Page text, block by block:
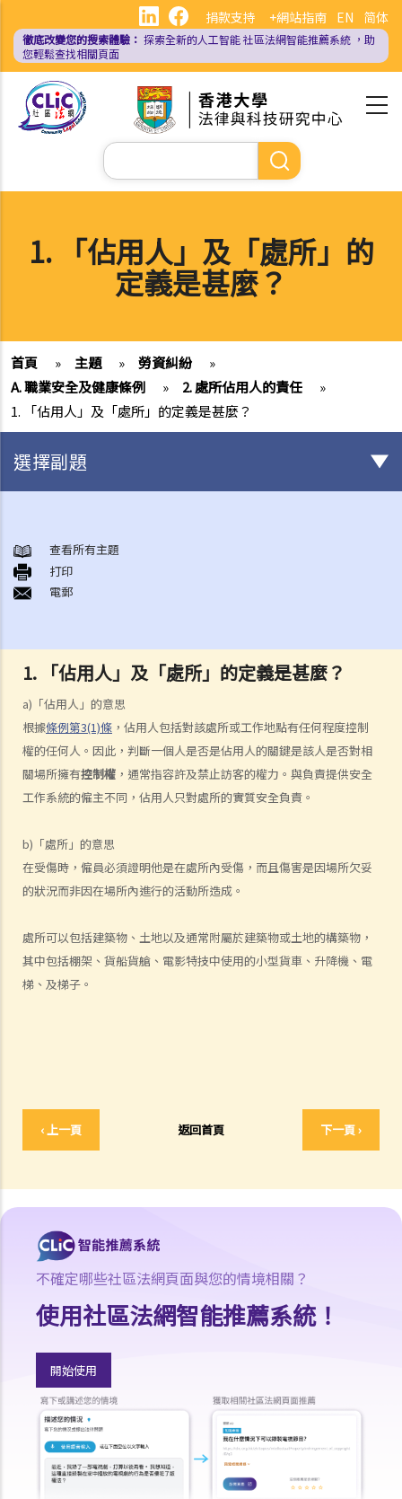
內
EN 简体
捐款支持 +網站指南
徹底改變您的搜索體驗： 探索全新的人工智能社區法網智能推薦系統 ，助
您輕鬆查找相關頁面
Search
1. 「佔用人」及「處所」的
定義是甚麼？
首頁 » 主題 » 勞資糾紛
»
A. 職業安全及健康條例
» 2. 處所佔用人的責任
»
1. 「佔用人」及「處所」的定義是甚麼？
1. 「佔用人」及「處所」的定義是甚麼？
a)「佔用人」的意思
根據條例第3(1)條 ，佔用人包括對該處所或工作地點有任何程度控制
權的任何人。因此，判斷一個人是否是佔用人的關鍵是該人是否對相
關場所擁有控制權 ，通常指容許及禁止訪客的權力。與負責提供安全
工作系統的僱主不同，佔用人只對處所的實質安全負責。
b)「處所」的意思
在受傷時，僱員必須證明他是在處所內受傷，而且傷害是因場所欠妥
的狀況而非因在場所內進行的活動所造成。
處所可以包括建築物、土地以及通常附屬於建築物或土地的構築物，
其中包括棚架、貨船貨艙、電影特技中使用的小型貨車、升降機、電
梯、及梯子。
‹ 上一頁 返回首頁 下一頁 ›
選擇副題
A. 「僱傭合約」之闡釋
1. 僱傭合約的持續期是多久？
2. 甚麼是「連續性」僱傭合約？
3. 僱主是否可以選擇簽訂一系列較短且間斷的僱傭合同，以避免向僱員
提供法定福利和權益？
3. 如何分辨「僱傭合約」以及「獨立承包商（或自僱人士）之服務合
約」？
4. 我接受了一份新聘約，並知道將於某日上班；而另一方面，我亦已給
予現職僱主一個月通知以辭去現有工作。在新工上任的一個星期前，我
者。因我經已辭去現有工作（而新職員亦已上班），我在離職時便成為
失業人士。我可否向給予新聘約的公司採取法律行動或尋求補救方法？
B. 薪酬
1. 我的秘書弄壞了我辦公室的電腦，而我打算從她本月的薪金中扣除
$3,000 以作賠償，我可否作此扣除？僱主在甚麼情況下才可扣減僱員薪
4. 我的工作地方突然被關閉，而自上個月起我便沒有再收到薪金，我認
為公司的財政已陷入困境，而公司亦很可能面臨清盤。我能否取回全部
6. 如果我上班遲到，我的僱主可以扣除我的工資嗎？
7. 僱主可否單方面減少僱員的工資，安排無薪假，或更改僱傭合約條款
嗎？
8. 建築及營造行業的總承判商有沒有責任支付次承判商的僱員的工資？
9. 工資是否包括酌情發給的佣金或花紅？
10. 僱主是否必須發放年終雙糧或花紅給僱員？
11. 如何計算年終酬金？我可於何時收取有關的款項？
C. 終止僱傭關係及所需之補償
1. 即時終止僱傭合約
1. 推定終止僱傭合約
1. 終止固定期限合約
1. 繳付終止合約款項之時限
查看所有主題
打印
電郵
不確定哪些社區法網頁面與您的情境相關？
使用社區法網智能推薦系統！
開始使用